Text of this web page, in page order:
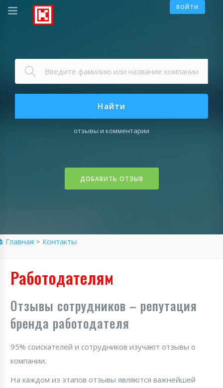
ВОЙТИ
Найти
отзывы и комментарии
ДОБАВИТЬ ОТЗЫВ
Главная > Контакты
Работодателям
Отзывы сотрудников – репутация
бренда работодателя
95% соискателей и сотрудников изучают отзывы о
компании.
На каждом из этапов отзывы являются важнейшей